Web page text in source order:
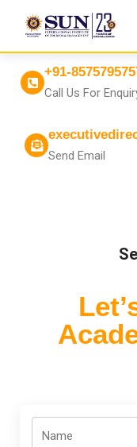
+91-
Call Us For
Send Email